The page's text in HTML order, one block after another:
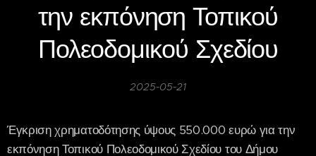
την εκπόνηση Τοπικού
Πολεοδομικού Σχεδίου
2025-05-21
Έγκριση χρηματοδότησης ύψους 550.000 ευρώ για την
εκπόνηση Τοπικού Πολεοδομικού Σχεδίου του Δήμου